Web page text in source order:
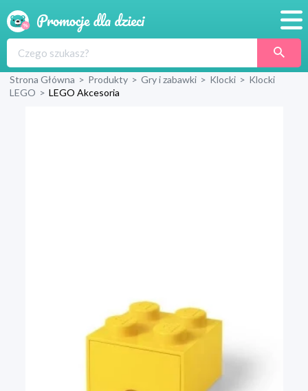
Produkty
Strona Główna > Produkty > Gry i zabawki > Klocki > Klocki
LEGO > LEGO Akcesoria